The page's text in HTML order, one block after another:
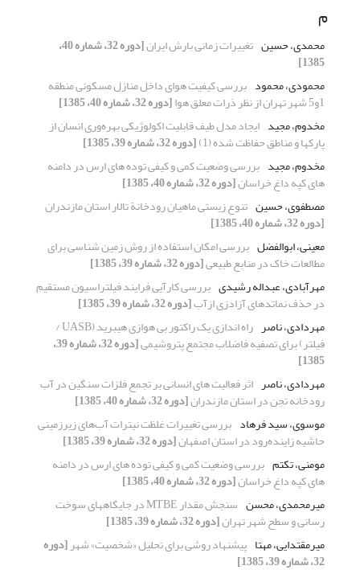
م
محمدی، حسین تغییرات زمانی بارش ایران [دوره 32، شماره 40،
1385]
محمودی، محمود بررسی کیفیت هوای داخل منازل مسکونی منطقه
1و5 شهر تهران از نظر ذرات معلق هوا
[دوره 32، شماره 40، 1385]
مخدوم، مجید ایجاد مدل طیف قابلیت اکولوژیکی بهره‌وری انسان از
پارکها و مناطق حفاظت شده (1) [دوره 32، شماره 39، 1385]
مخدوم، مجید بررسی وضعیت کمی و کیفی توده های ارس در دامنه
های کپه داغ خراسان[دوره 32، شماره 40، 1385]
مصطفوی، حسین تنوع زیستی ماهیان رودخانة تالار استان مازندران
[دوره 32، شماره 40، 1385]
معینی، ابوالفضل بررسی امکان استفاده از روش زمین شناسی برای
مطالعات خاک در منابع طبیعی[دوره 32، شماره 39، 1385]
مهرآبادی، عبداله رشیدی بررسی کارآیی فرایند فیلتراسیون مستقیم
در حذف نماتدهای آزادزی ازآب[دوره 32، شماره 39، 1385]
مهردادی، ناصر
راه اندازی یک راکتور بی هوازی هیبرید (UASB /
فیلتر) برای تصفیه فاضلاب مجتمع پتروشیمی [دوره 32، شماره 39،
1385]
مهردادی، ناصر اثر فعالیت های انسانی بر تجمع فلزات سنگین در آب
رودخانه تجن در استان مازندران[دوره 32، شماره 40، 1385]
موسوی، سید فرهاد بررسی تغییرات غلظت نیترات آب‌های زیرزمینی
حاشیه زاینده‌رود در استان اصفهان[دوره 32، شماره 39، 1385]
مومنی، تکتم بررسی وضعیت کمی و کیفی توده های ارس در دامنه
های کپه داغ خراسان[دوره 32، شماره 40، 1385]
میرمحمدی، محسن
سنجش مقدار MTBE در جایگاههای سوخت
رسانی و سطح شهر تهران[دوره 32، شماره 39، 1385]
میرمقتدایی، مهتا پیشنهاد روشی برای تحلیل «شخصیت» شهر[دوره
32، شماره 39، 1385]